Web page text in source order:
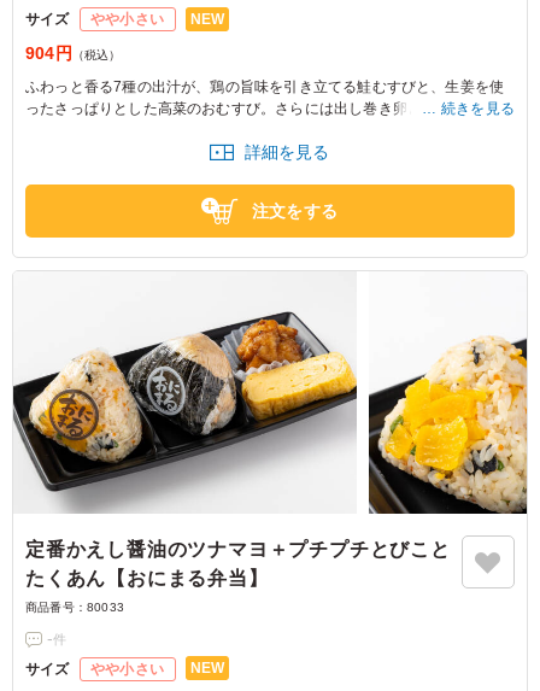
サイズ やや小さい NEW
904円 （税込）
ふわっと香る7種の出汁が、鶏の旨味を引き立てる鮭むすびと、生姜を使
ったさっぱりとした高菜のおむすび。さらには出し巻き卵と唐揚げも楽し
続きを見る
詳細を見る
注文をする
定番かえし醤油のツナマヨ＋プチプチとびこと
たくあん【おにまる弁当】
商品番号： 80033
-件
サイズ やや小さい NEW